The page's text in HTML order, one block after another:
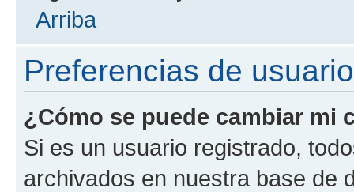
Arriba
Preferencias de
¿Cómo se puede cambiar mi
Si es un usuario registrado,
archivados en nuestra base de